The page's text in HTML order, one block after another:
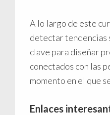
A lo largo de este
detectar tendencias
clave para diseñar
conectados con las
momento en el que
Enlaces